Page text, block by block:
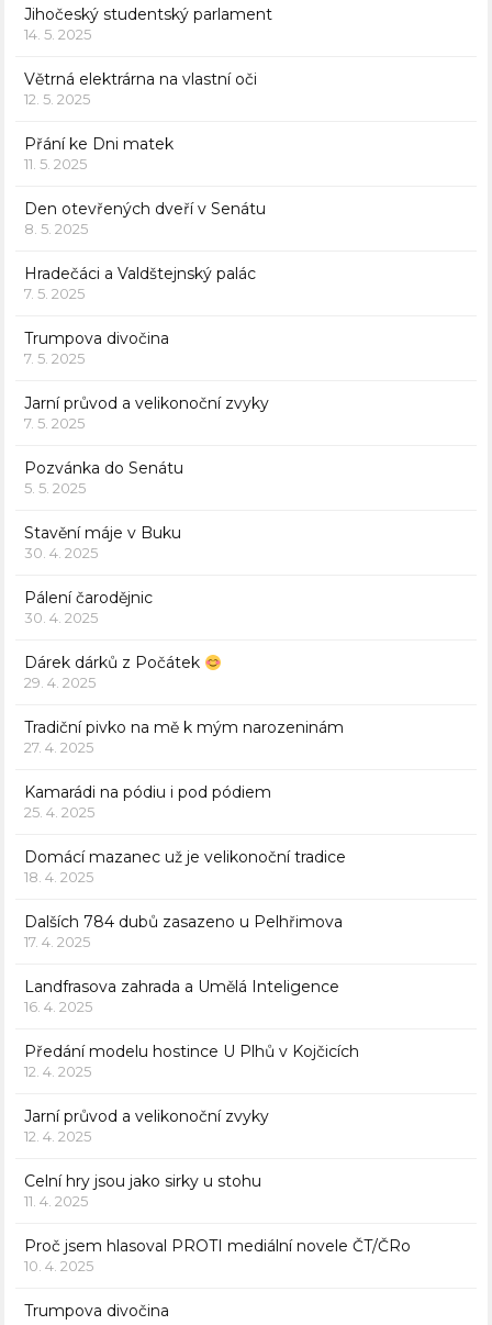
Jihočeský studentský parlament
14. 5. 2025
Větrná elektrárna na vlastní oči
12. 5. 2025
Přání ke Dni matek
11. 5. 2025
Den otevřených dveří v Senátu
8. 5. 2025
Hradečáci a Valdštejnský palác
7. 5. 2025
Trumpova divočina
7. 5. 2025
Jarní průvod a velikonoční zvyky
7. 5. 2025
Pozvánka do Senátu
5. 5. 2025
Stavění máje v Buku
30. 4. 2025
Pálení čarodějnic
30. 4. 2025
Dárek dárků z Počátek
29. 4. 2025
Tradiční pivko na mě k mým narozeninám
27. 4. 2025
Kamarádi na pódiu i pod pódiem
25. 4. 2025
Domácí mazanec už je velikonoční tradice
18. 4. 2025
Dalších 784 dubů zasazeno u Pelhřimova
17. 4. 2025
Landfrasova zahrada a Umělá Inteligence
16. 4. 2025
Předání modelu hostince U Plhů v Kojčicích
12. 4. 2025
Jarní průvod a velikonoční zvyky
12. 4. 2025
Celní hry jsou jako sirky u stohu
11. 4. 2025
Proč jsem hlasoval PROTI mediální novele ČT/ČRo
10. 4. 2025
Trumpova divočina